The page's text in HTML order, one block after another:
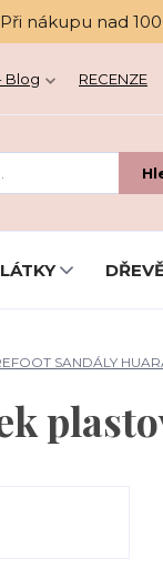
nákupu nad
Blog RECENZE
SANDÁLY